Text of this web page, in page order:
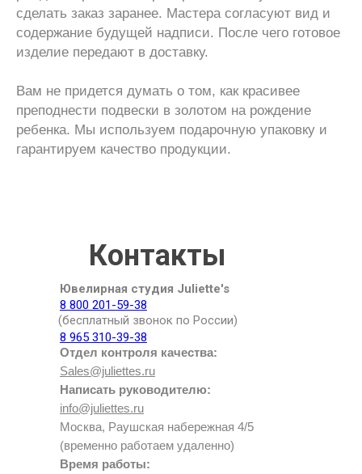
сделать заказ заранее. Мастера согласуют вид и
содержание будущей надписи. После чего готовое
изделие передают в доставку.
Вам не придется думать о том, как красивее
преподнести подвески в золотом на рождение
ребенка. Мы используем подарочную упаковку и
гарантируем качество продукции.
Отдел контроля качества:
Sales@juliettes.ru
Написать руководителю:
info@juliettes.ru
Москва, Раушская набережная 4/5
(временно работаем удаленно)
Время работы:
Ювелирная студия Juliette's
8 800 201-59-38
(бесплатный звонок по России)
8 965 310-39-38
Контакты